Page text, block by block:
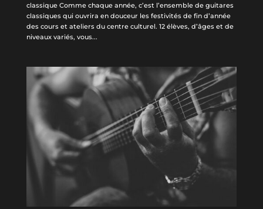
classique Comme chaque année, c’est l’ensemble de guitares
classiques qui ouvrira en douceur les festivités de fin d’année
des cours et ateliers du centre culturel. 12 élèves, d’âges et de
niveaux variés, vous...